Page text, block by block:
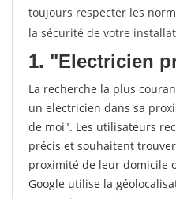
toujours respecter les
la sécurité de votre
1. "Electricien
La recherche la plus
un electricien dans sa
de moi". Les utilisateurs
précis et souhaitent
proximité de leur domicile
Google utilise la